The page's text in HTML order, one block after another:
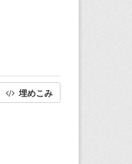
埋めこみ